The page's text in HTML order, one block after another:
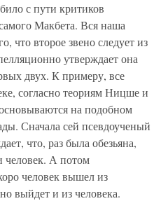
с пути критиков
Макбета. Вся наша
что второе звено следует из
утверждает она
двух. К примеру, все
согласно теориям Ницше и
на подобном
Сначала сей псевдоученый
что, раз была обезьяна,
человек. А потом
человек вышел из
выйдет и из человека.